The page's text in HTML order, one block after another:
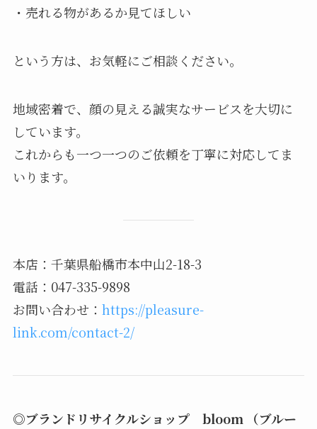
・売れる物があるか見てほしい
という方は、お気軽にご相談ください。
地域密着で、顔の見える誠実なサービスを大切に
しています。
これからも一つ一つのご依頼を丁寧に対応してま
いります。
本店：千葉県船橋市本中山2-18-3
電話：047-335-9898
お問い合わせ： https://pleasure-
link.com/contact-2/
◎ブランドリサイクルショップ bloom （ブルー